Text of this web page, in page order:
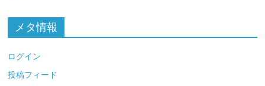
メタ情報
ログイン
投稿フィード